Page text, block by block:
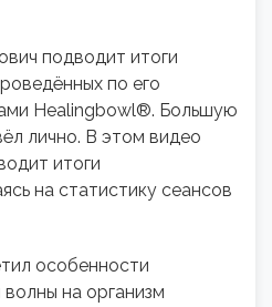
подводит итоги
по его
Healingbowl®. Большую
лично. В этом видео
итоги
на статистику сеансов
особенности
на организм